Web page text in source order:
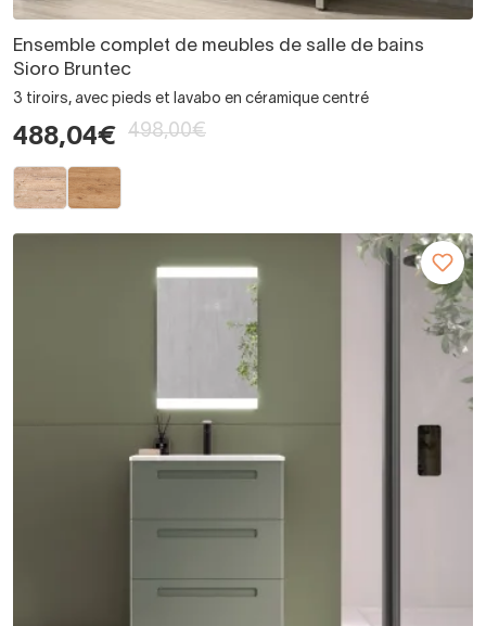
Ensemble complet de meubles de salle de bains
Sioro Bruntec
3 tiroirs, avec pieds et lavabo en céramique centré
488,04€ 498,00€